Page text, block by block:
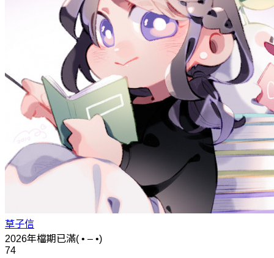
草子信
2026年檔期已滿( • – •)
74